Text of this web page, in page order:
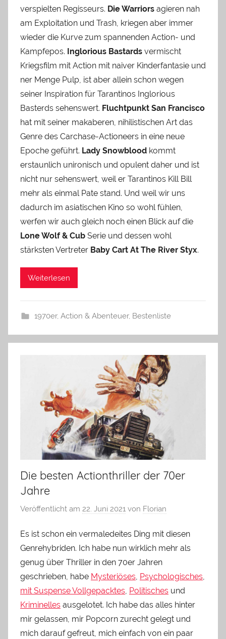
verspielten Regisseurs. Die Warriors agieren nah
am Exploitation und Trash, kriegen aber immer
wieder die Kurve zum spannenden Action- und
Kampfepos. Inglorious Bastards vermischt
Kriegsfilm mit Action mit naiver Kinderfantasie und
ner Menge Pulp, ist aber allein schon wegen
seiner Inspiration für Tarantinos Inglorious
Basterds sehenswert. Fluchtpunkt San Francisco
hat mit seiner makaberen, nihilistischen Art das
Genre des Carchase-Actioneers in eine neue
Epoche geführt. Lady Snowblood kommt
erstaunlich unironisch und opulent daher und ist
nicht nur sehenswert, weil er Tarantinos Kill Bill
mehr als einmal Pate stand. Und weil wir uns
dadurch im asiatischen Kino so wohl fühlen,
werfen wir auch gleich noch einen Blick auf die
Lone Wolf & Cub Serie und dessen wohl
stärksten Vertreter Baby Cart At The River Styx.
Weiterlesen
1970er, Action & Abenteuer, Bestenliste
Die besten Actionthriller der 70er
Jahre
Veröffentlicht am 22. Juni 2021 von Florian
Es ist schon ein vermaledeites Ding mit diesen
Genrehybriden. Ich habe nun wirklich mehr als
genug über Thriller in den 70er Jahren
geschrieben, habe Mysteriöses, Psychologisches,
mit Suspense Vollgepacktes, Politisches und
Kriminelles ausgelotet. Ich habe das alles hinter
mir gelassen, mir Popcorn zurecht gelegt und
mich darauf gefreut, mich einfach von ein paar